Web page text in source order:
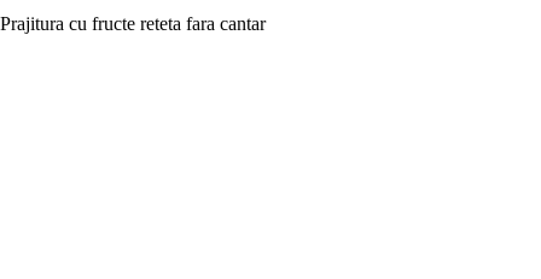
Prajitura cu fructe reteta fara cantar